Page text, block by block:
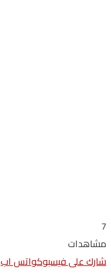
7
مشاهدات
شارك على فيسبوكواتس اب